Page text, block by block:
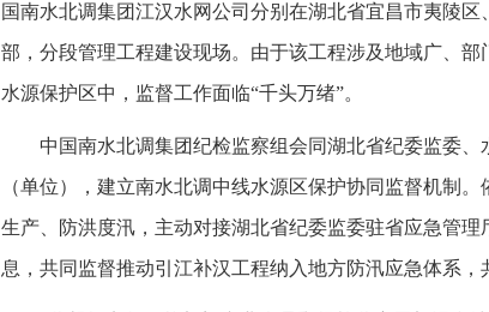
国南水北调集团江汉水网公司分别在湖北省宜昌市夷陵
部，分段管理工程建设现场。由于该工程涉及地域广、
水源保护区中，监督工作面临“千头万绪”。
中国南水北调集团纪检监察组会同湖北省纪委监委
（单位），建立南水北调中线水源区保护协同监督机制
生产、防洪度汛，主动对接湖北省纪委监委驻省应急管
息，共同监督推动引江补汉工程纳入地方防汛应急体系，